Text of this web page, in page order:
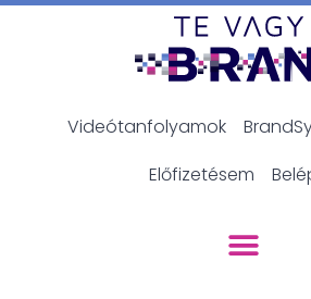
Videótanfolyamok
Előfizetésem